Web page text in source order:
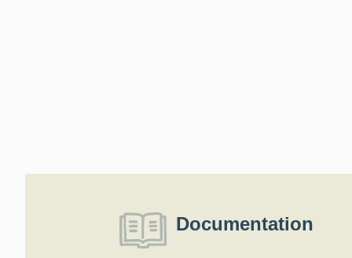
Documentation